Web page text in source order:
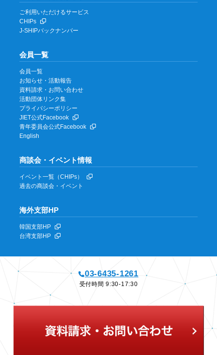
ご利用いただけるサービス
CHIPs
J-SHIPバックナンバー
会員一覧
会員一覧
お知らせ・活動報告
資料請求・お問い合わせ
活動団体リンク集
プライバシーポリシー
JIET公式Facebook
青年委員会公式Facebook
English
商談会・イベント情報
イベント一覧（CHIPs）
過去の商談会・イベント
海外支部HP
韓国支部HP
台湾支部HP
03-6435-1261
受付時間 9:30-17:30